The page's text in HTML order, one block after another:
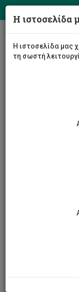
Η ιστοσελίδα
Η ιστοσελίδα μας
τη σωστή